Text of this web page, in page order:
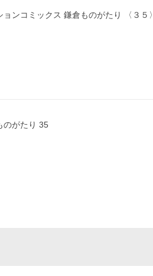
アクションコミックス 鎌倉ものがたり 〈３５〉
のがたり 35